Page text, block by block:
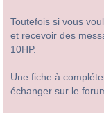
Toutefois si vous
et recevoir des
10HP.
Une fiche à
échanger sur le